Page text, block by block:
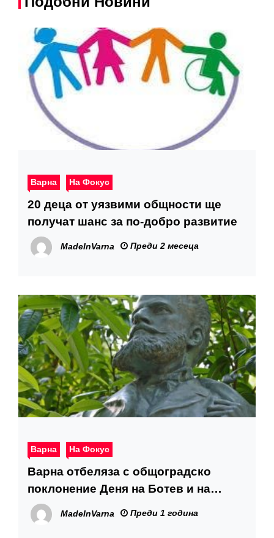
Варна На Фокус
20 деца от уязвими общности ще
получат шанс за по-добро развитие
MadeInVarna Преди 2 месеца
Варна На Фокус
Варна отбеляза с общоградско
поклонение Деня на Ботев и на
загиналите за свободата на
България
MadeInVarna Преди 1 година